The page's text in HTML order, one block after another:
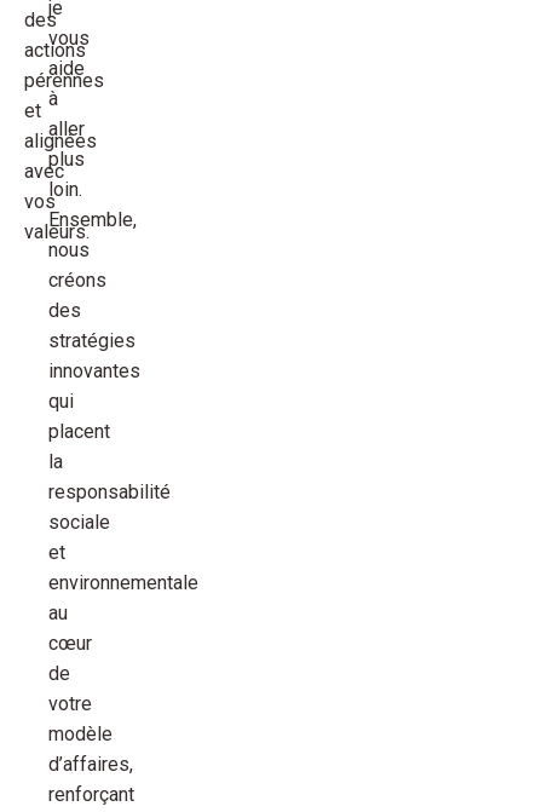
des
actions
pérennes
et
alignées
avec
vos
valeurs.
je
vous
aide
à
aller
plus
loin.
Ensemble,
nous
créons
des
stratégies
innovantes
qui
placent
la
responsabilité
sociale
et
environnementale
au
cœur
de
votre
modèle
d’affaires,
renforçant